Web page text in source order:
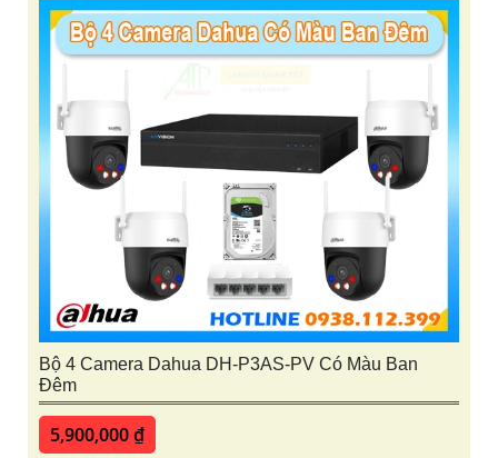
Bộ 4 Camera Dahua DH-P3AS-PV Có Màu Ban
Đêm
5,900,000 ₫